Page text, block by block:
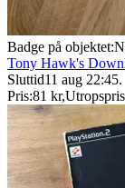
Badge på objektet:
Tony Hawk's
Sluttid11 aug 22:45.
Pris:81 kr,Utropspris